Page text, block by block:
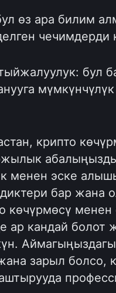
өз ара билим
чечимдерди
бул
крипто
менен эске
бар жана
көчүрмөсү менен
ар кандай болот
зарыл болсо,